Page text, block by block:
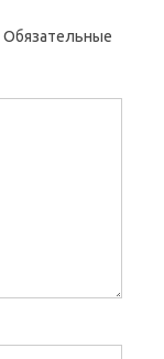
Обязательные